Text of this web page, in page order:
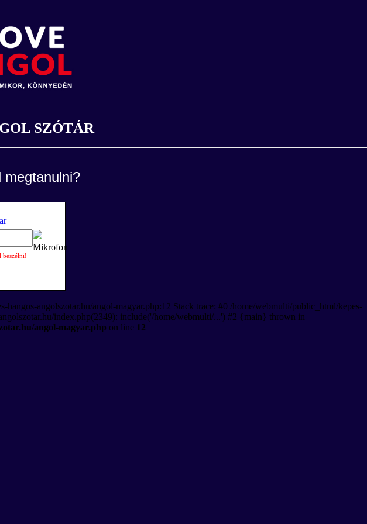
SZÓTÁR
megtanulni?
beszélni!
angolszotar.hu/angol-magyar.php:12 Stack trace: #0 /home/webmulti/public_html/kepes-
index.php(2349): include('/home/webmulti/...') #2 {main} thrown in
angol-magyar.php on line 12